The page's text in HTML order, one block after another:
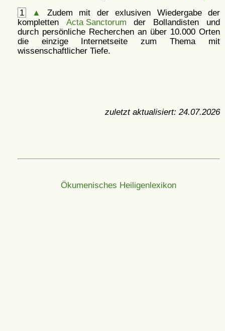
1 ▲
Zudem mit der exlusiven Wiedergabe der
kompletten Acta Sanctorum der Bollandisten und
durch persönliche Recherchen an über 10.000 Orten
die einzige Internetseite zum Thema mit
wissenschaftlicher Tiefe.
zuletzt aktualisiert: 24.07.2026
Ökumenisches Heiligenlexikon